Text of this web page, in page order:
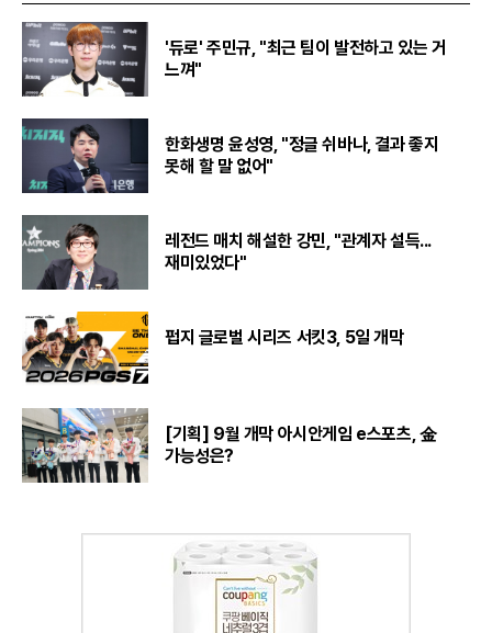
'듀로' 주민규, "최근 팀이 발전하고 있는 거
느껴"
한화생명 윤성영, "정글 쉬바나, 결과 좋지
못해 할 말 없어"
레전드 매치 해설한 강민, "관계자 설득...
재미있었다"
펍지 글로벌 시리즈 서킷3, 5일 개막
[기획] 9월 개막 아시안게임 e스포츠, 金
가능성은?